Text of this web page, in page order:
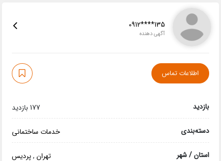
0912****135
آگهی دهنده
اطلاعات تماس
بازدید 177 بازدید
دسته‌بندی خدمات ساختمانی
استان / شهر تهران,پردیس